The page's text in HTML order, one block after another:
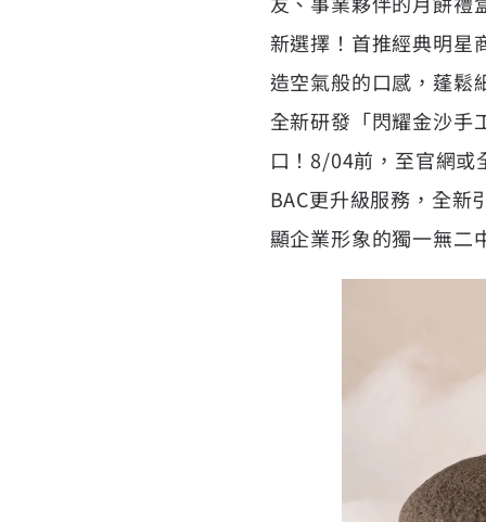
新選擇！首推經典明星
造空氣般的口感，蓬鬆
全新研發「閃耀金沙手
口！8/04前，至官網或
BAC更升級服務，全新
顯企業形象的獨一無二